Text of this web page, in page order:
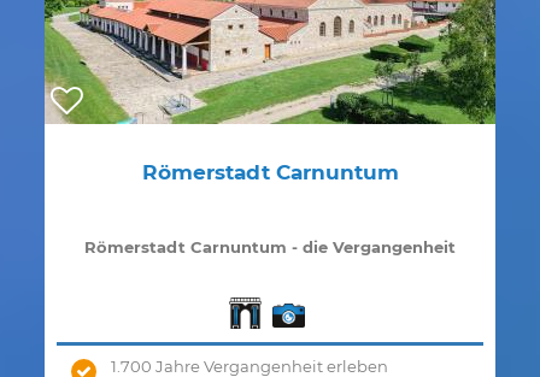
Römerstadt Carnuntum
Römerstadt Carnuntum - die Vergangenheit
1.700 Jahre Vergangenheit erleben